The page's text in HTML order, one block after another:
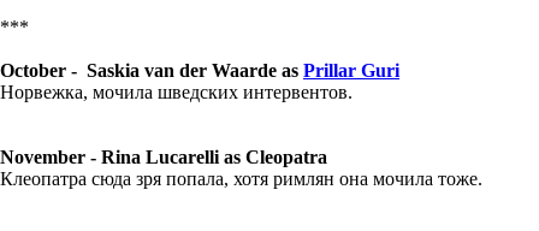
***
October - Saskia van der Waarde as Prillar Guri
Норвежка, мочила шведских интервентов.
November - Rina Lucarelli as Cleopatra
Клеопатра сюда зря попала, хотя римлян она мочила тоже.